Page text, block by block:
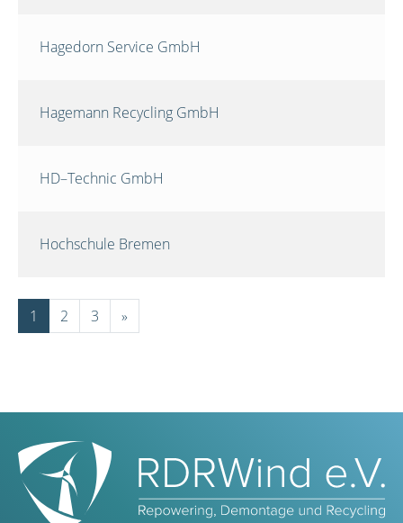
Hagedorn Service GmbH
Hagemann Recycling GmbH
HD–Technic GmbH
Hochschule Bremen
1 2 3 »